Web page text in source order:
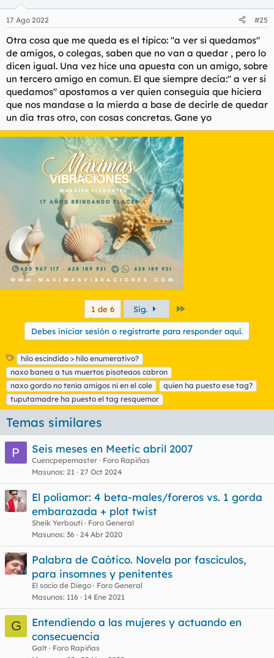
e
:
17 Ago 2022 #25
Otra cosa que me queda es el tipico: "a ver si quedamos"
de amigos, o colegas, saben que no van a quedar , pero lo
dicen igual. Una vez hice una apuesta con un amigo, sobre
un tercero amigo en comun. El que siempre decía:" a ver si
quedamos" apostamos a ver quien conseguia que hiciera
que nos mandase a la mierda a base de decirle de quedar
un día tras otro, con cosas concretas. Gane yo
1 de 6 Sig.
Debes iniciar sesión o registrarte para responder aquí.
E
t
i
q
u
e
t
a
hilo escindido > hilo enumerativo?
naxo banea a tus muertos pisoteaos cabron
naxo gordo no tenia amigos ni en el cole
quien ha puesto ese tag?
tuputamadre ha puesto el tag resquemor
Temas similares
Seis meses en Meetic abril 2007
Cuencpepemaster
Foro Rapiñas
Masunos 21 27 Oct 2024
El poliamor: 4 beta-males/foreros vs. 1 gorda
embarazada + plot twist
Sheik Yerbouti
Foro General
Masunos 36 24 Abr 2020
Palabra de Caótico. Novela por fascículos,
para insomnes y penitentes
El socio de Diego
Foro General
Masunos 116 14 Ene 2021
G
Entendiendo a las mujeres y actuando en
consecuencia
Galt
Foro Rapiñas